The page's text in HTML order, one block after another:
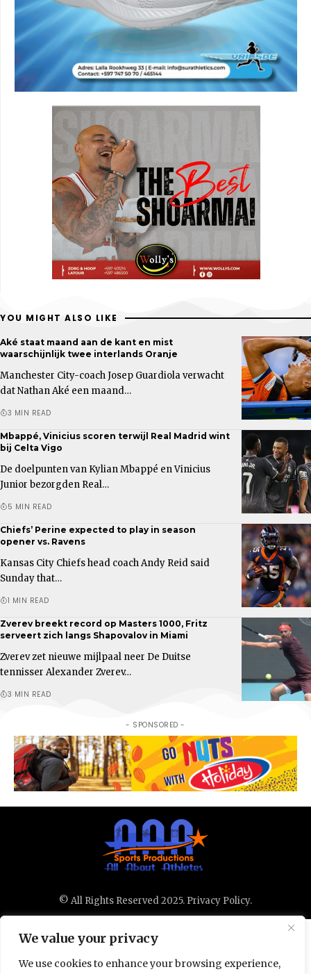
We value your privacy
We use cookies to enhance your browsing experience,
YOU MIGHT ALSO LIKE
Aké staat maand aan de kant en mist
waarschijnlijk twee interlands Oranje
Manchester City-coach Josep Guardiola verwacht
dat Nathan Aké een maand…
3 MIN READ
Mbappé, Vinicius scoren terwijl Real Madrid wint
bij Celta Vigo
De doelpunten van Kylian Mbappé en Vinicius
Junior bezorgden Real…
5 MIN READ
Chiefs’ Perine expected to play in season
opener vs. Ravens
Kansas City Chiefs head coach Andy Reid said
Sunday that…
1 MIN READ
Zverev breekt record op Masters 1000, Fritz
serveert zich langs Shapovalov in Miami
Zverev zet nieuwe mijlpaal neer De Duitse
tennisser Alexander Zverev…
3 MIN READ
- SPONSORED -
© All Rights Reserved 2025. Privacy Policy.